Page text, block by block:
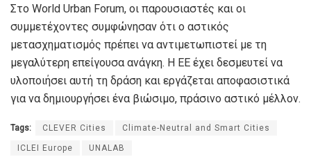
Στο World Urban Forum, οι παρουσιαστές και οι
συμμετέχοντες συμφώνησαν ότι ο αστικός
μετασχηματισμός πρέπει να αντιμετωπιστεί με τη
μεγαλύτερη επείγουσα ανάγκη. Η ΕΕ έχει δεσμευτεί να
υλοποιήσει αυτή τη δράση και εργάζεται αποφασιστικά
για να δημιουργήσει ένα βιώσιμο, πράσινο αστικό μέλλον.
Tags: CLEVER Cities Climate-Neutral and Smart Cities
ICLEI Europe UNALAB